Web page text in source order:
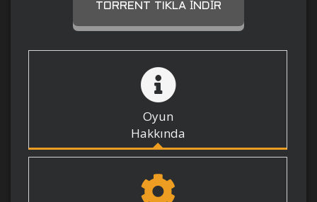
TORRENT TIKLA İNDIR
Oyun
Hakkında